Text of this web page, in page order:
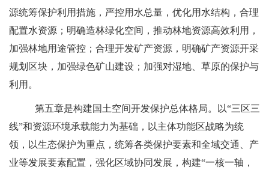
源统筹保护利用措施，严控用水总量，优化用水结构，合理
配置水资源；明确造林绿化空间，推动林地资源高效利用，
加强林地用途管控；合理开发矿产资源，明确矿产资源开采
规划区块，加强绿色矿山建设；加强对湿地、草原的保护与
利用。
第五章是构建国土空间开发保护总体格局。以“三区三
线”和资源环境承载能力为基础，以主体功能区战略为统
领，以生态保护为重点，统筹各类保护要素和全域交通、产
业等发展要素配置，强化区域协同发展，构建“一核一轴，